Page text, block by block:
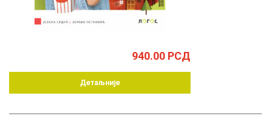
940.00 РСД
Детаљније